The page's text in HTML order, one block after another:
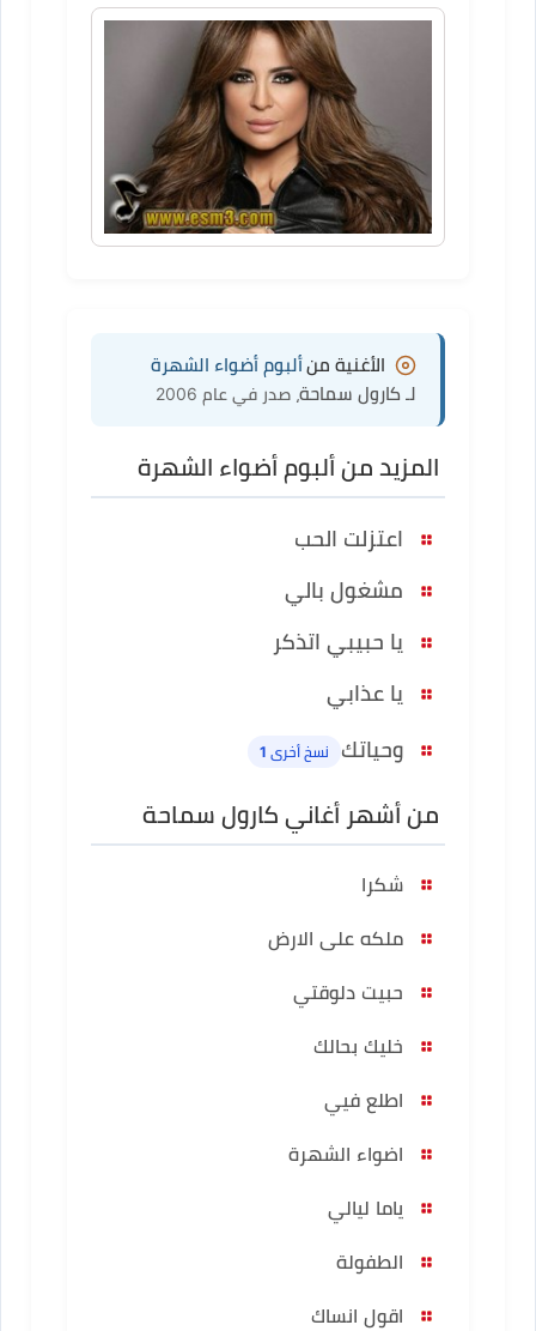
الأغنية منألبوم أضواء الشهرة
لـ كارول سماحة ، صدر في عام 2006
المزيد من ألبوم أضواء الشهرة
اعتزلت الحب
مشغول بالي
يا حبيبي اتذكر
يا عذابي
وحياتك نسخ أخرى 1
من أشهر أغاني كارول سماحة
شكرا
ملكه على الارض
حبيت دلوقتي
خليك بحالك
اطلع فيي
اضواء الشهرة
ياما ليالي
الطفولة
اقول انساك